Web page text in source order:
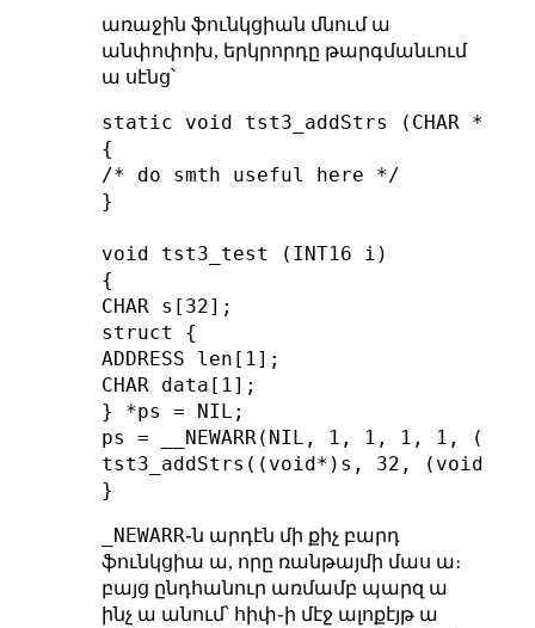
առաջին ֆունկցիան մնում ա
անփոփոխ, երկրորդը թարգմանւում
ա սէնց՝
static void tst3_addStrs (CHAR *a,
{
/* do smth useful here */
}
void tst3_test (INT16 i)
{
CHAR s[32];
struct {
ADDRESS len[1];
CHAR data[1];
} *ps = NIL;
ps = __NEWARR(NIL, 1, 1, 1, 1,
tst3_addStrs((void*)s, 32,
_NEWARR֊ն արդէն մի քիչ բարդ
ֆունկցիա ա, որը ռանթայմի մաս ա։
բայց ընդհանուր առմամբ պարզ ա
ինչ ա անում՝ հիփ֊ի մէջ ալոքէյթ ա